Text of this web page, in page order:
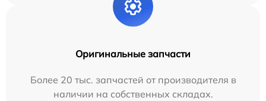
Оригинальные запчасти
Более 20 тыс. запчастей от производителя в
наличии на собственных складах.